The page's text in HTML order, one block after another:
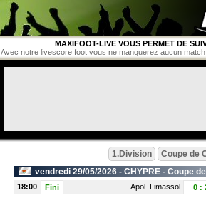
MAXIFOOT-LIVE VOUS PERMET DE
Avec notre livescore foot vous ne manquerez aucun
1.Division Coupe de
vendredi 29/05/2026 - CHYPRE - Coupe
18:00 Fini Apol. Limassol 0: